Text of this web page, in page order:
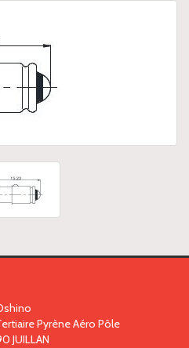
Pyrène Aéro Pôle
JUILLAN